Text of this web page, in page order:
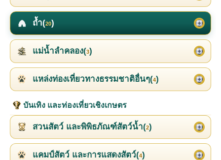
ถ้ำ(20)
แม่น้ำลำคลอง(3)
แหล่งท่องเที่ยวทางธรรมชาติอื่นๆ(4)
บันเทิง และท่องเที่ยวเชิงเกษตร
สวนสัตว์ และพิพิธภัณฑ์สัตว์น้ำ(2)
แคมป์สัตว์ และการแสดงสัตว์(4)